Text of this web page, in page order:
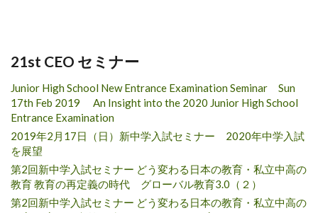
21st CEO セミナー
Junior High School New Entrance Examination Seminar Sun
17th Feb 2019 An Insight into the 2020 Junior High School
Entrance Examination
2019年2月17日（日）新中学入試セミナー 2020年中学入試
を展望
第2回新中学入試セミナー どう変わる日本の教育・私立中高の
教育 教育の再定義の時代 グローバル教育3.0（２）
第2回新中学入試セミナー どう変わる日本の教育・私立中高の